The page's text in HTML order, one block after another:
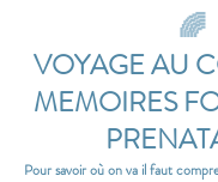
🌈
VOYAGE AU
MEMOIRES
Pour savoir où on va il faut